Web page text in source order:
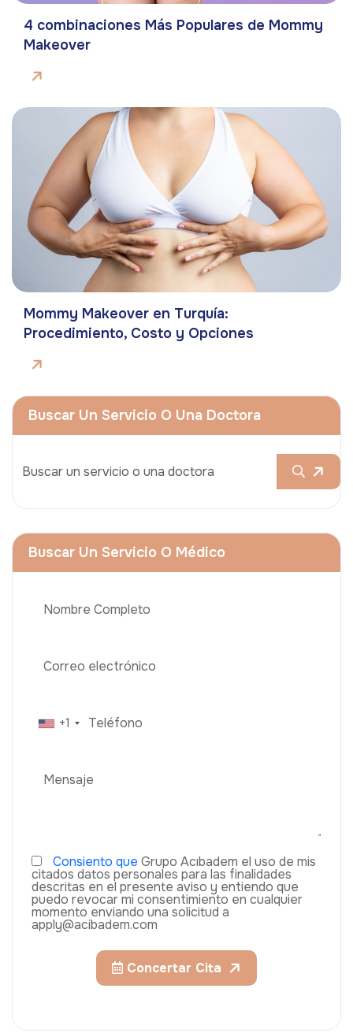
4 combinaciones Más Populares de Mommy
Makeover
Mommy Makeover en Turquía:
Procedimiento, Costo y Opciones
Buscar Un Servicio O Una Doctora
Buscar Un Servicio O Médico
+1
Consiento que Grupo Acıbadem el uso de mis
citados datos personales para las finalidades
descritas en el presente aviso y entiendo que
puedo revocar mi consentimiento en cualquier
momento enviando una solicitud a
apply@acibadem.com
Concertar Cita